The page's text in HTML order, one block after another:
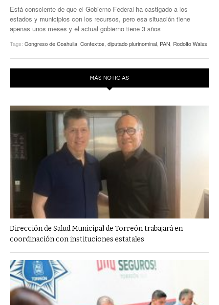
Está consciente de que el Gobierno Federal ha castigado a los
estados y municipios con los recursos, pero esa situación tiene
apenas unos meses y el actual gobierno tiene 3 años
Tags: Congreso de Coahuila Contextos diputado plurinominal PAN Rodolfo Walss
MÁS NOTICIAS
Dirección de Salud Municipal de Torreón trabajará en
coordinación con instituciones estatales